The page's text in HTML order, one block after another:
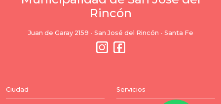
Rincón
Juan de Garay 2159 - San José del Rincón - Santa Fe
Ciudad Servicios